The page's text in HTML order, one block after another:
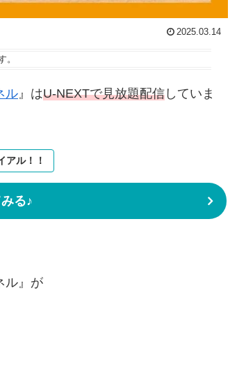
2025.03.14
。
ル』はU-NEXTで見放題配信 していま
アル！！
る♪
ル』が